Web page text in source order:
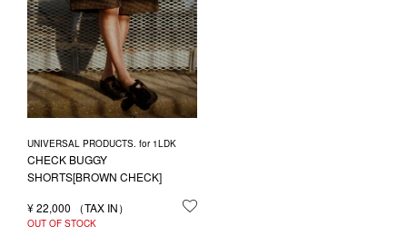
UNIVERSAL PRODUCTS. for 1LDK
CHECK BUGGY
SHORTS[BROWN CHECK]
¥22,000
OUT OF STOCK